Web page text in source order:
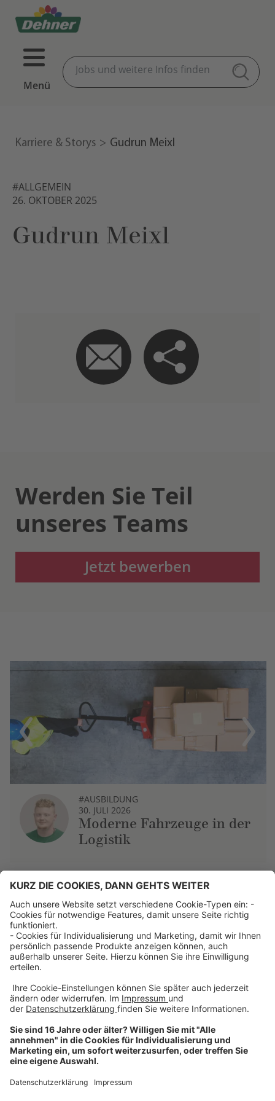
Menü
Karriere & Storys Gudrun Meixl
#ALLGEMEIN
26. OKTOBER 2025
Gudrun Meixl
Werden Sie Teil
unseres Teams
Jetzt bewerben
Previous
#AUSBILDUNG
30. JULI 2026
Moderne Fahrzeuge in der
Logistik
Next
Über uns
Dehner Unternehmen
Jobs bei Dehner